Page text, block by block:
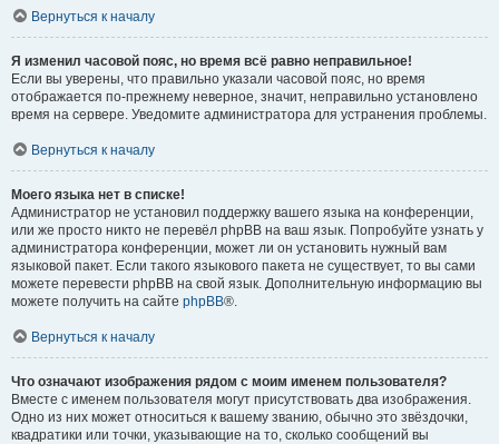
Вернуться к началу
Я изменил часовой пояс, но время всё равно неправильное!
Если вы уверены, что правильно указали часовой пояс, но время
отображается по-прежнему неверное, значит, неправильно установлено
время на сервере. Уведомите администратора для устранения проблемы.
Вернуться к началу
Моего языка нет в списке!
Администратор не установил поддержку вашего языка на конференции,
или же просто никто не перевёл phpBB на ваш язык. Попробуйте узнать у
администратора конференции, может ли он установить нужный вам
языковой пакет. Если такого языкового пакета не существует, то вы сами
можете перевести phpBB на свой язык. Дополнительную информацию вы
можете получить на сайте phpBB®.
Вернуться к началу
Что означают изображения рядом с моим именем пользователя?
Вместе с именем пользователя могут присутствовать два изображения.
Одно из них может относиться к вашему званию, обычно это звёздочки,
квадратики или точки, указывающие на то, сколько сообщений вы